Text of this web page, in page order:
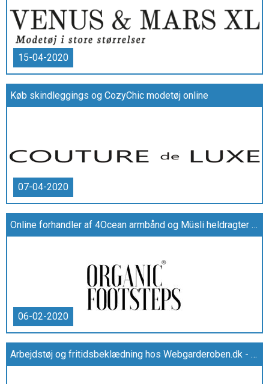
15-04-2020
Køb skindleggings og CozyChic modetøj online
07-04-2020
Online forhandler af 4Ocean armbånd og Müsli heldragter i høj kvalitet
06-02-2020
Arbejdstøj og fritidsbeklædning hos Webgarderoben.dk - Image Kompagniet og ID Identity